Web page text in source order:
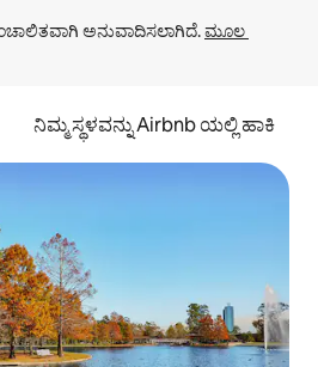
ಅನುವಾದಿಸಲಾಗಿದೆ. ಮೂಲ
ನಿಮ್ಮ ಸ್ಥಳವನ್ನು Airbnb ಯಲ್ಲಿ ಹಾಕಿ